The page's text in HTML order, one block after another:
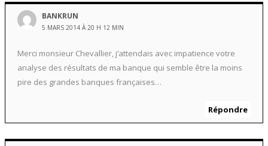
BANKRUN
5 MARS 2014 À 20 H 12 MIN
Merci monsieur Chevallier, j’attendais avec impatience votre
analyse des résultats de ma banque qui semble être la moins
pire des grandes banques françaises…
Répondre